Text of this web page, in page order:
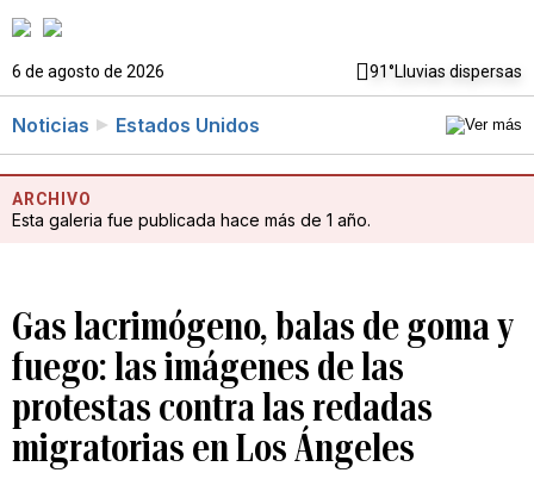
6 de agosto de 2026 91°Lluvias dispersas
Noticias Estados Unidos
ARCHIVO
Esta galeria fue publicada hace más de 1 año.
Gas lacrimógeno, balas de goma y
fuego: las imágenes de las
protestas contra las redadas
migratorias en Los Ángeles